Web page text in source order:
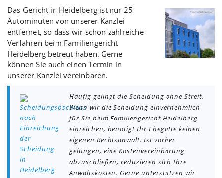
Das Gericht in Heidelberg ist nur 25
Autominuten von unserer Kanzlei
entfernet, so dass wir schon zahlreiche
Verfahren beim Familiengericht
Heidelberg betreut haben. Gerne
können Sie auch einen Termin in
unserer Kanzlei vereinbaren.
Häufig gelingt die Scheidung ohne Streit.
Wenn wir die Scheidung einvernehmlich
für Sie beim Familiengericht Heidelberg
einreichen, benötigt Ihr Ehegatte keinen
eigenen Rechtsanwalt. Ist vorher
gelungen, eine Kostenvereinbarung
abzuschließen, reduzieren sich Ihre
Anwaltskosten. Gerne unterstützen wir